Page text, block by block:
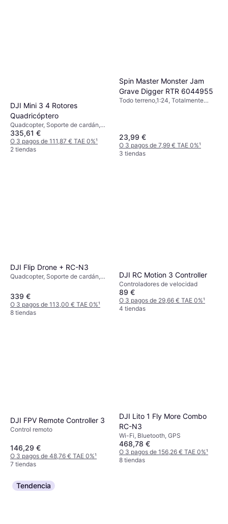
DJI Mini 3 4 Rotores
Quadricóptero
Quadcopter, Soporte de cardán,
Cámara, Conector USB,
GLONASS, GPS
335,61 €
O 3 pagos de 111,87 € TAE 0%¹
2 tiendas
Spin Master Monster Jam
Grave Digger RTR 6044955
Todo terreno,1:24, Totalmente
23,99 €
O 3 pagos de 7,99 € TAE 0%¹
3 tiendas
DJI Flip Drone + RC-N3
Quadcopter, Soporte de cardán,
Protector de hélice, Conector
USB, Cámara, Aplicación móvil,
Wi-Fi, GPS, Bluetooth
339 €
O 3 pagos de 113,00 € TAE 0%¹
8 tiendas
DJI RC Motion 3 Controller
Controladores de velocidad
89 €
O 3 pagos de 29,66 € TAE 0%¹
4 tiendas
DJI FPV Remote Controller 3
Control remoto
146,29 €
O 3 pagos de 48,76 € TAE 0%¹
7 tiendas
DJI Lito 1 Fly More Combo
RC-N3
Wi-Fi, Bluetooth, GPS
468,78 €
O 3 pagos de 156,26 € TAE 0%¹
8 tiendas
Tendencia